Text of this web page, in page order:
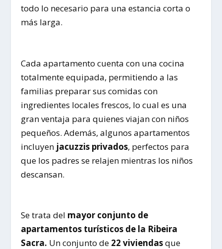
todo lo necesario para una estancia corta o
más larga.
Cada apartamento cuenta con una cocina
totalmente equipada, permitiendo a las
familias preparar sus comidas con
ingredientes locales frescos, lo cual es una
gran ventaja para quienes viajan con niños
pequeños. Además, algunos apartamentos
incluyen jacuzzis privados, perfectos para
que los padres se relajen mientras los niños
descansan.
Se trata del mayor conjunto de
apartamentos turísticos de la Ribeira
Sacra. Un conjunto de 22 viviendasque